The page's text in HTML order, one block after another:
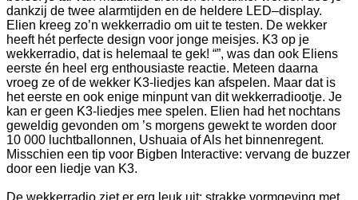
dankzij de twee alarmtijden en de heldere LED–display.
Elien kreeg zo’n wekkerradio om uit te testen. De wekker
heeft hét perfecte design voor jonge meisjes. K3 op je
wekkerradio, dat is helemaal te gek! “”, was dan ook Eliens
eerste én heel erg enthousiaste reactie. Meteen daarna
vroeg ze of de wekker K3-liedjes kan afspelen. Maar dat is
het eerste en ook enige minpunt van dit wekkerradiootje. Je
kan er geen K3-liedjes mee spelen. Elien had het nochtans
geweldig gevonden om ’s morgens gewekt te worden door
10 000 luchtballonnen, Ushuaia of Als het binnenregent.
Misschien een tip voor Bigben Interactive: vervang de buzzer
door een liedje van K3.
De wekkerradio ziet er erg leuk uit: strakke vormgeving met